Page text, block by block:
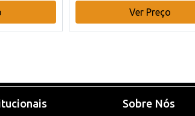
Ver Preço
Sobre Nós